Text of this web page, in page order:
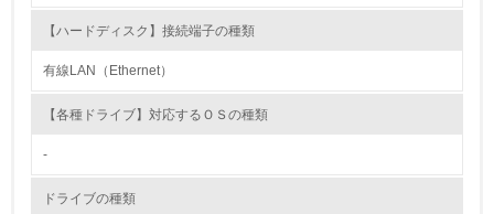
→ 導入している規格名
8.
第三者認証を取得している
【ハードディスク】接続端子の種類
有線LAN（Ethernet）
【各種ドライブ】対応するＯＳの種類
-
ドライブの種類